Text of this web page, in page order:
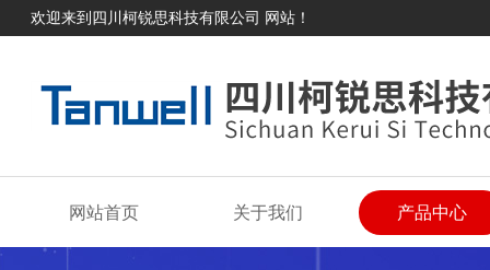
欢迎来到四川柯锐思科技有限公司 网站！
网站首页 关于我们 产品中心